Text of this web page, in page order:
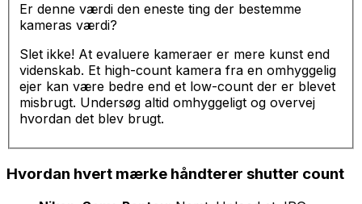
Er denne værdi den eneste ting der bestemme
kameras værdi?
Slet ikke! At evaluere kameraer er mere kunst end
videnskab. Et high-count kamera fra en omhyggelig
ejer kan være bedre end et low-count der er blevet
misbrugt. Undersøg altid omhyggeligt og overvej
hvordan det blev brugt.
Hvordan hvert mærke håndterer shutter count